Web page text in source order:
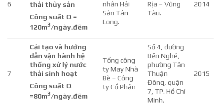
6
thải thủy sản
Công suất Q =
120m3/ngày.đêm
nhân Hải
Sản Tân
Long.
Rịa – Vũng
Tàu.
2014
7
Cải tạo và hướng
dẫn vận hành hệ
thống xử lý nước
thải sinh hoạt
Công suất Q
=80m3/ngày.đêm
Tổng công
ty May Nhà
Bè – Công
ty Cổ Phần
Số 4, đường
Bến Nghé,
phường Tân
Thuận
Đông, quận
7, TP. Hồ Chí
Minh.
2015